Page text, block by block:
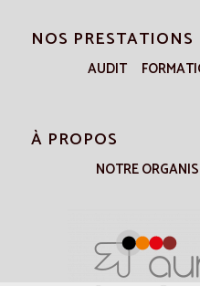
NOS PRESTATIONS
AUDIT
À PROPOS
NOTRE